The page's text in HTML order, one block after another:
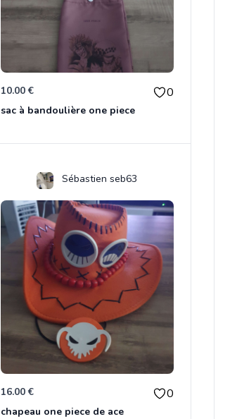
10.00 € 0
sac à bandoulière one piece
Sébastien seb63
16.00 € 0
chapeau one piece de ace